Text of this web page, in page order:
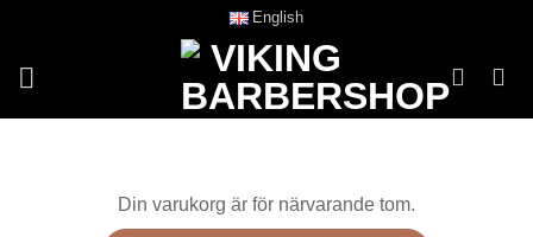
content
English
Din varukorg är för närvarande tom.